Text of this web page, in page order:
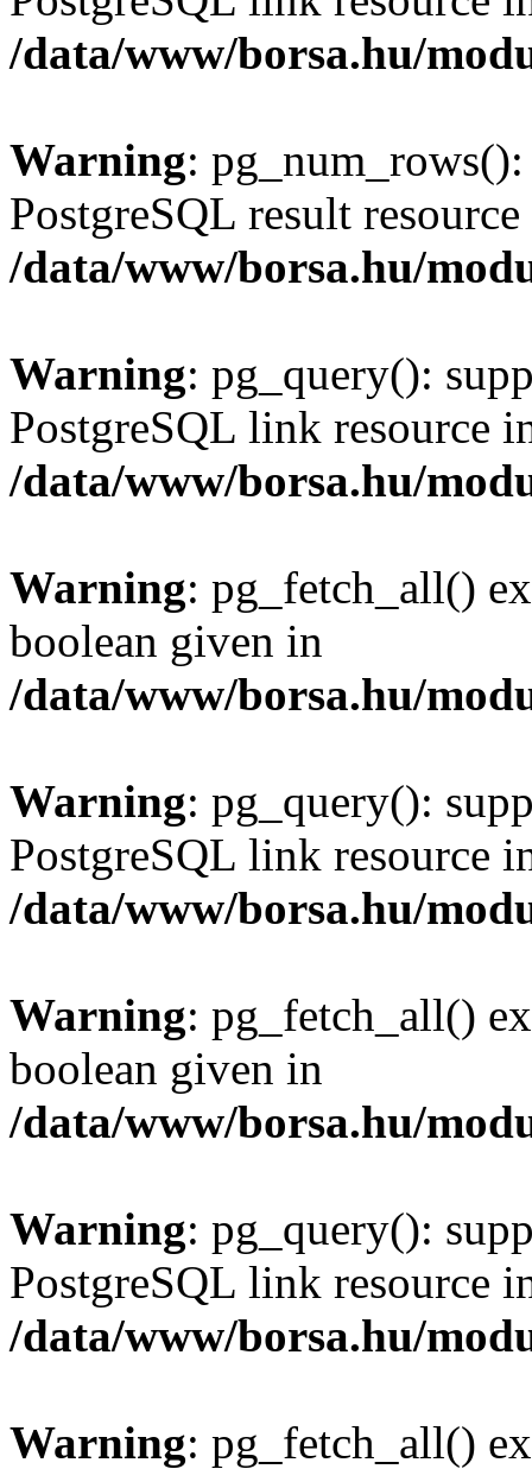
/data/www/borsa.hu/
Warning:
PostgreSQL result
/data/www/borsa.hu/
Warning: pg_query():
PostgreSQL link resource
/data/www/borsa.hu/
Warning: pg_fetch_all()
boolean given in
/data/www/borsa.hu/
Warning: pg_query():
PostgreSQL link resource
/data/www/borsa.hu/
Warning: pg_fetch_all()
boolean given in
/data/www/borsa.hu/
Warning: pg_query():
PostgreSQL link resource
/data/www/borsa.hu/
Warning: pg_fetch_all()